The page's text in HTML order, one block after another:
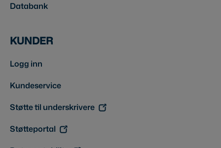
Databank
KUNDER
Logg inn
Kundeservice
Støtte til underskrivere
Støtteportal